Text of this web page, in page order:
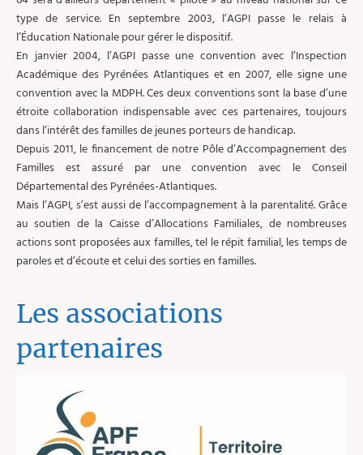
type de service. En septembre 2003, l’AGPI passe le relais à
l’Éducation Nationale pour gérer le dispositif.
En janvier 2004, l’AGPI passe une convention avec l’Inspection
Académique des Pyrénées Atlantiques et en 2007, elle signe une
convention avec la MDPH. Ces deux conventions sont la base d’une
étroite collaboration indispensable avec ces partenaires, toujours
dans l’intérêt des familles de jeunes porteurs de handicap.
Depuis 2011, le financement de notre Pôle d’Accompagnement des
Familles est assuré par une convention avec le Conseil
Départemental des Pyrénées-Atlantiques.
Mais l’AGPI, s’est aussi de l’accompagnement à la parentalité. Grâce
au soutien de la Caisse d’Allocations Familiales, de nombreuses
actions sont proposées aux familles, tel le répit familial, les temps de
paroles et d’écoute et celui des sorties en familles.
Les associations
partenaires